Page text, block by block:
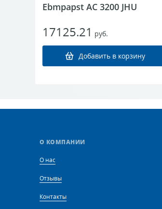
Ebmpapst AC 3200 JHU
17125.21 руб.
Добавить в корзину
О КОМПАНИИ
О нас
Отзывы
Контакты